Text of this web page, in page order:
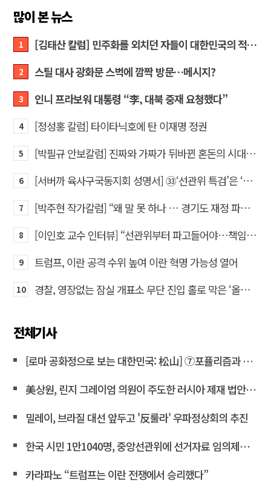
많이 본 뉴스
1 [김태산 칼럼] 민주화를 외치던 자들이 대한민국의 적이고 간첩이었다
2 스틸 대사 광화문 스벅에 깜짝 방문…메시지?
3 인니 프라보워 대통령 “李, 대북 중재 요청했다”
4 [정성홍 칼럼] 타이타닉호에 탄 이재명 정권
5 [박필규 안보칼럼] 진짜와 가짜가 뒤바뀐 혼돈의 시대, 안보 파탄은 막아야
6 [서버까 육사구국동지회 성명서] ㉝‘선관위 특검’은 ‘부정선거 특검’으로 명명하고 박주현 변호사를 ‘특검’으로 임명하라!
7 [박주현 작가칼럼] “왜 말 못 하나 … 경기도 재정 파탄의 진짜 원인을”
8 [이인호 교수 인터뷰] “선관위부터 파고들어야…책임자 직접 고발하라”
9 트럼프, 이란 공격 수위 높여 이란 혁명 가능성 열어
10 경찰, 영장없는 잠실 개표소 무단 진입 홀로 막은 ‘올다르크’ 불구속 송치
전체기사
[로마 공화정으로 보는 대한민국: 松山] ⑦포퓰리즘과 선동은 민주주의를 어떻게 무너뜨리는가
美상원, 린지 그레이엄 의원이 주도한 러시아 제재 법안 통과
밀레이, 브라질 대선 앞두고 '反룰라' 우파정상회의 추진
한국 시민 1만1040명, 중앙선관위에 선거자료 임의제출 요청
카라파노 “트럼프는 이란 전쟁에서 승리했다”